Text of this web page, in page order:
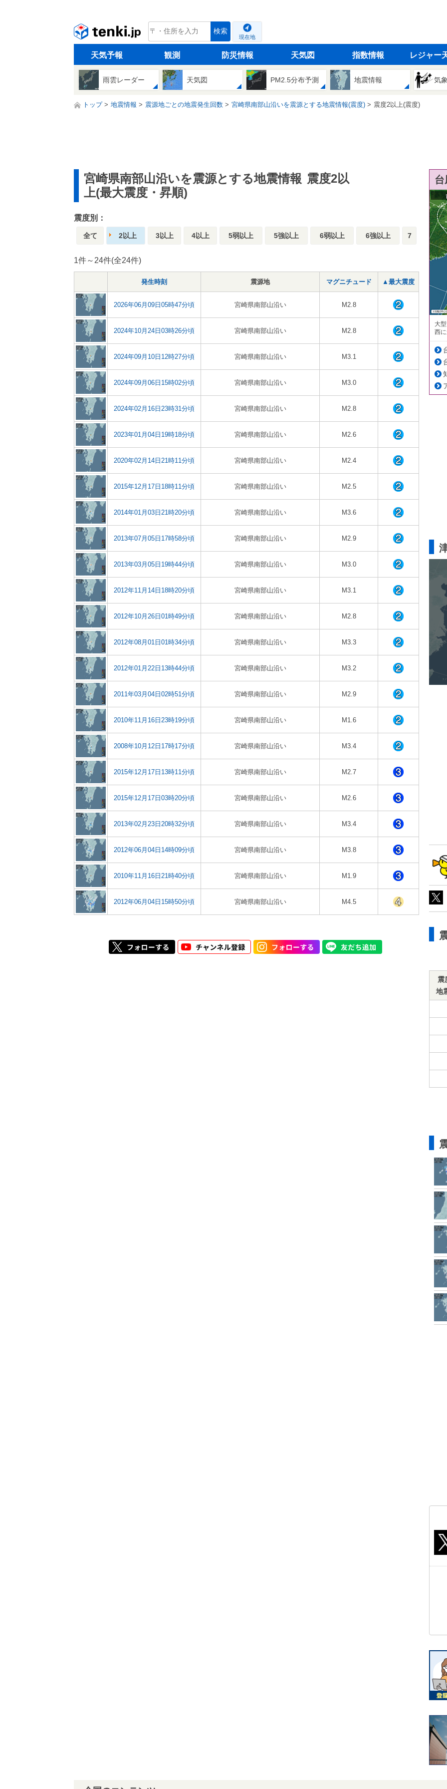
tenki.jp 検索
現在地
天気予報 観測 防災情報 天気図 指数情報 レジャー
雨雲レーダー 天気図 PM2.5分布予測 地震情報 気
トップ 地震情報 震源地ごとの地震発生回数 宮崎県南部山沿いを震源とする地震情報(震度) 震度2以上(震度)
宮崎県南部山沿いを震源とする地震情報 震度2以
上(最大震度・昇順)
震度別：
全て 2以上 3以上 4以上 5弱以上 5強以上 6弱以上 6強以上 7
1件～24件(全24件)
発生時刻 震源地 マグニチュード ▲最大震度
2026年06月09日05時47分頃 宮崎県南部山沿い M2.8
2024年10月24日03時26分頃 宮崎県南部山沿い M2.8
2024年09月10日12時27分頃 宮崎県南部山沿い M3.1
2024年09月06日15時02分頃 宮崎県南部山沿い M3.0
2024年02月16日23時31分頃 宮崎県南部山沿い M2.8
2023年01月04日19時18分頃 宮崎県南部山沿い M2.6
2020年02月14日21時11分頃 宮崎県南部山沿い M2.4
2015年12月17日18時11分頃 宮崎県南部山沿い M2.5
2014年01月03日21時20分頃 宮崎県南部山沿い M3.6
2013年07月05日17時58分頃 宮崎県南部山沿い M2.9
2013年03月05日19時44分頃 宮崎県南部山沿い M3.0
2012年11月14日18時20分頃 宮崎県南部山沿い M3.1
2012年10月26日01時49分頃 宮崎県南部山沿い M2.8
2012年08月01日01時34分頃 宮崎県南部山沿い M3.3
2012年01月22日13時44分頃 宮崎県南部山沿い M3.2
2011年03月04日02時51分頃 宮崎県南部山沿い M2.9
2010年11月16日23時19分頃 宮崎県南部山沿い M1.6
2008年10月12日17時17分頃 宮崎県南部山沿い M3.4
2015年12月17日13時11分頃 宮崎県南部山沿い M2.7
2015年12月17日03時20分頃 宮崎県南部山沿い M2.6
2013年02月23日20時32分頃 宮崎県南部山沿い M3.4
2012年06月04日14時09分頃 宮崎県南部山沿い M3.8
2010年11月16日21時40分頃 宮崎県南部山沿い M1.9
2012年06月04日15時50分頃 宮崎県南部山沿い M4.5
大
西
震
地